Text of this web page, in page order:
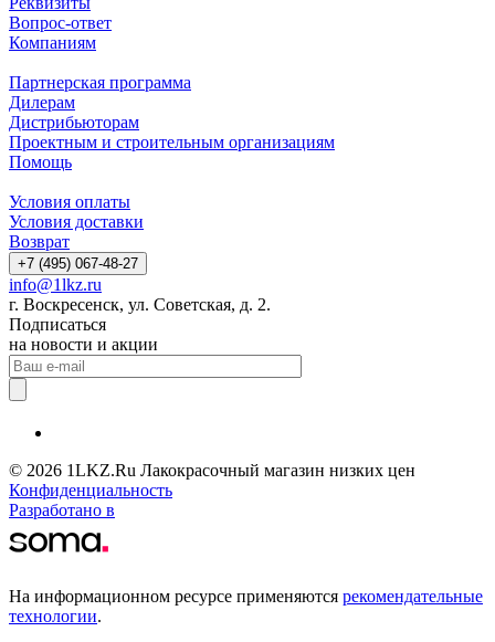
Вопрос-ответ
Компаниям
Партнерская программа
Дилерам
Дистрибьюторам
Проектным и строительным организациям
Помощь
Условия оплаты
Условия доставки
Возврат
+7 (495) 067-48-27
info@1lkz.ru
г. Воскресенск, ул. Советская, д. 2.
Подписаться
на новости и акции
© 2026 1LKZ.Ru Лакокрасочный магазин низких цен
Конфиденциальность
Разработано в
На информационном ресурсе применяются рекомендательные
технологии.